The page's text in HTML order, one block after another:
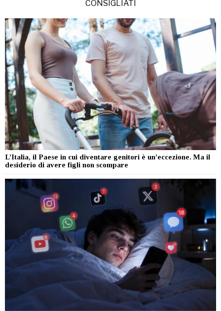
CONSIGLIATI
L’Italia, il Paese in cui diventare genitori è un’eccezione. Ma il
desiderio di avere figli non scompare